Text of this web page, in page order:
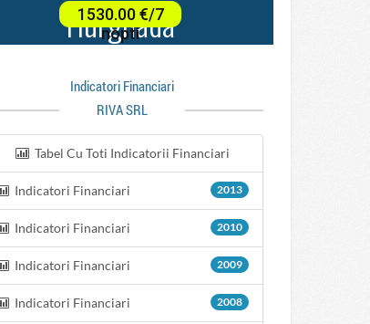
Indicatori Financiari
RIVA SRL
Tabel Cu Toti Indicatorii Financiari
Indicatori Financiari 2013
Indicatori Financiari 2010
Indicatori Financiari 2009
Indicatori Financiari 2008